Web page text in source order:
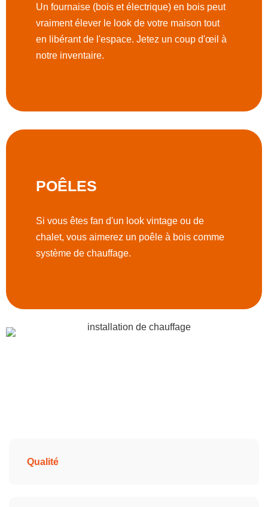
Un fournaise (bois et électrique) en bois peut
vraiment élever le look de votre maison tout
en libérant de l'espace. Jetez un coup d'œil à
notre inventaire.
POÊLES
Si vous êtes fan d'un look vintage ou de
chalet, vous aimerez un poêle à bois comme
système de chauffage.
Qualité